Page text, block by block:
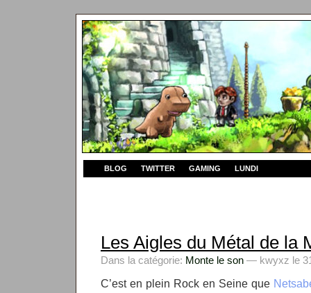
BLOG TWITTER GAMING LUNDI
Les Aigles du Métal de la
Dans la catégorie: Monte le son — kwyxz le
C’est en plein Rock en Seine que